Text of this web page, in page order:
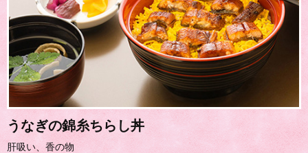
うなぎの錦糸ちらし丼
肝吸い、香の物